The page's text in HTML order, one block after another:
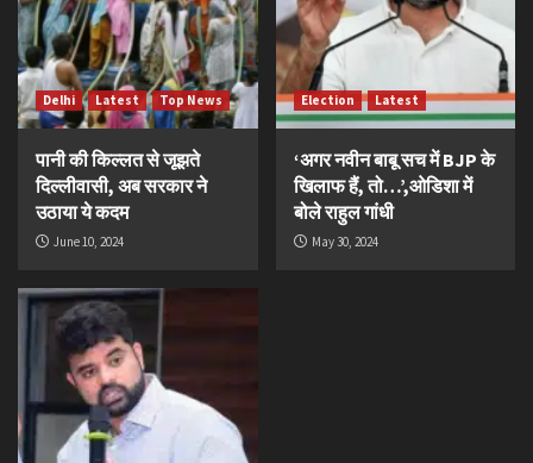
Delhi Latest Top News
पानी की किल्लत से जूझते
दिल्लीवासी, अब सरकार ने
उठाया ये कदम
June 10, 2024
Election Latest
‘अगर नवीन बाबू सच में BJP के
खिलाफ हैं, तो…’,ओडिशा में
बोले राहुल गांधी
May 30, 2024